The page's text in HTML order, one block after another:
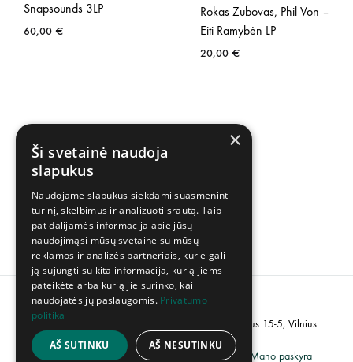
Snapsounds 3LP
60,00 €
Rokas Zubovas, Phil Von –
Eiti Ramybėn LP
20,00 €
PVM kodas: LT100007358113, Adresas: Popieriaus 15-5, Vilnius
Grąžinimų politika Privatumo politika Mano paskyra
×
Ši svetainė naudoja
slapukus
Naudojame slapukus siekdami suasmeninti
turinį, skelbimus ir analizuoti srautą. Taip
pat dalijamės informacija apie jūsų
naudojimąsi mūsų svetaine su mūsų
reklamos ir analizės partneriais, kurie gali
ją sujungti su kita informacija, kurią jiems
pateikėte arba kurią jie surinko, kai
naudojatės jų paslaugomis. Privatumo
politika
AŠ SUTINKU AŠ NESUTINKU